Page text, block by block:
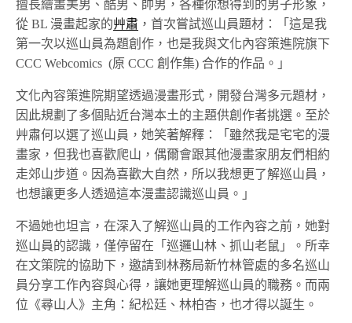
擅長繪畫美男、酷男、帥男，各種你想得到的男子形象，
從 BL 漫畫起家的艸肅 ，首次嘗試巡山員題材：「這是我
第一次以巡山員為題創作，也是我與文化內容策進院旗下
CCC Webcomics (原 CCC 創作集) 合作的作品。」
文化內容策進院期望透過漫畫形式，開發台灣多元題材，
因此規劃了多個貼近台灣本土的主題供創作者挑選。至於
艸肅何以選了巡山員，她笑著解釋：「雖然我是宅宅的漫
畫家，但我也喜歡爬山，偶爾會跟其他漫畫家朋友們相約
走郊山步道。因為喜歡大自然，所以我想更了解巡山員，
也想讓更多人透過這本漫畫認識巡山員。」
不過她也坦言，在深入了解巡山員的工作內容之前，她對
巡山員的認識，僅停留在「巡邏山林、抓山老鼠」。所幸
在文策院的協助下，邀請到林務局新竹林管處的多名巡山
員分享工作內容與心得，讓她更理解巡山員的職務。而兩
位《尋山人》主角：紀松廷、林柏杳，也才得以誕生。